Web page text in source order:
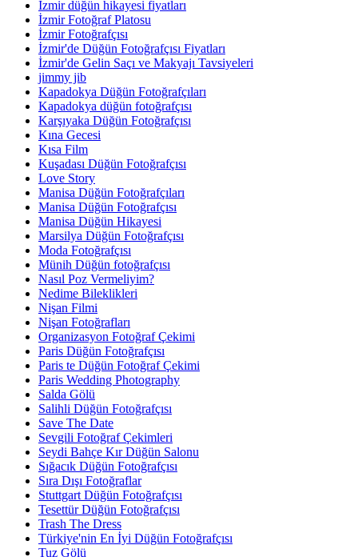
İzmir düğün hikayesi fiyatları
İzmir Fotoğraf Platosu
İzmir Fotoğrafçısı
İzmir'de Düğün Fotoğrafçısı Fiyatları
İzmir'de Gelin Saçı ve Makyajı Tavsiyeleri
jimmy jib
Kapadokya Düğün Fotoğrafçıları
Kapadokya düğün fotoğrafçısı
Karşıyaka Düğün Fotoğrafçısı
Kına Gecesi
Kısa Film
Kuşadası Düğün Fotoğrafçısı
Love Story
Manisa Düğün Fotoğrafçıları
Manisa Düğün Fotoğrafçısı
Manisa Düğün Hikayesi
Marsilya Düğün Fotoğrafçısı
Moda Fotoğrafçısı
Münih Düğün fotoğrafçısı
Nasıl Poz Vermeliyim?
Nedime Bileklikleri
Nişan Filmi
Nişan Fotoğrafları
Organizasyon Fotoğraf Çekimi
Paris Düğün Fotoğrafçısı
Paris te Düğün Fotoğraf Çekimi
Paris Wedding Photography
Salda Gölü
Salihli Düğün Fotoğrafçısı
Save The Date
Sevgili Fotoğraf Çekimleri
Seydi Bahçe Kır Düğün Salonu
Sığacık Düğün Fotoğrafçısı
Sıra Dışı Fotoğraflar
Stuttgart Düğün Fotoğrafçısı
Tesettür Düğün Fotoğrafçısı
Trash The Dress
Türkiye'nin En İyi Düğün Fotoğrafçısı
Tuz Gölü